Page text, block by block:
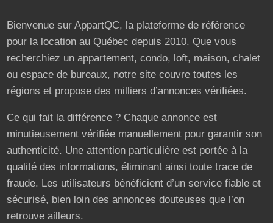
Bienvenue sur AppartQC, la plateforme de référence
pour la location au Québec depuis 2010. Que vous
recherchiez un appartement, condo, loft, maison, chalet
ou espace de bureaux, notre site couvre toutes les
régions et propose des milliers d’annonces vérifiées.
Ce qui fait la différence ? Chaque annonce est
minutieusement vérifiée manuellement pour garantir son
authenticité. Une attention particulière est portée à la
qualité des informations, éliminant ainsi toute trace de
fraude. Les utilisateurs bénéficient d’un service fiable et
sécurisé, bien loin des annonces douteuses que l’on
retrouve ailleurs.